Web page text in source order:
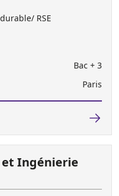
RSE
Bac + 3
Paris
Ingénierie